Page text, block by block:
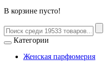
В корзине пусто!
Категории
Женская парфюмерия